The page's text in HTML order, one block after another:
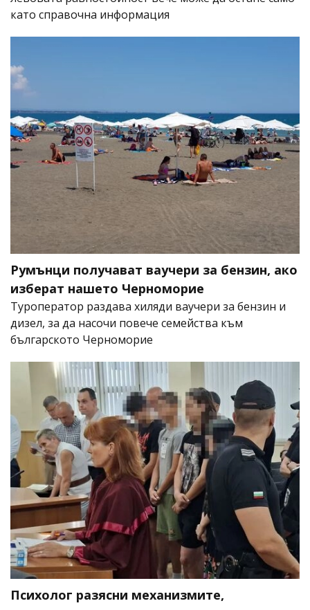
като справочна информация
Румънци получават ваучери за бензин, ако
изберат нашето Черноморие
Туроператор раздава хиляди ваучери за бензин и
дизел, за да насочи повече семейства към
българското Черноморие
Психолог разясни механизмите,